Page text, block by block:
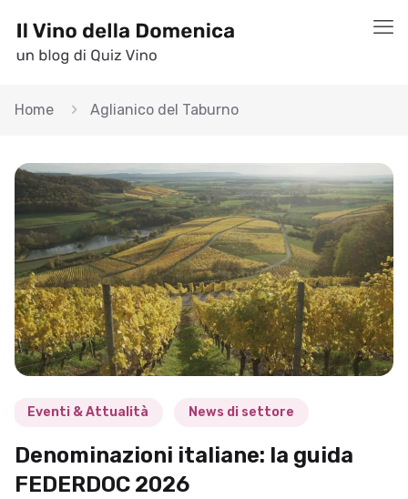
Home Aglianico del Taburno
Eventi & Attualità News di settore
Denominazioni italiane: la guida
FEDERDOC 2026